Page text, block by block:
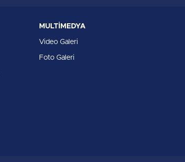
MULTİMEDYA
Video Galeri
Foto Galeri